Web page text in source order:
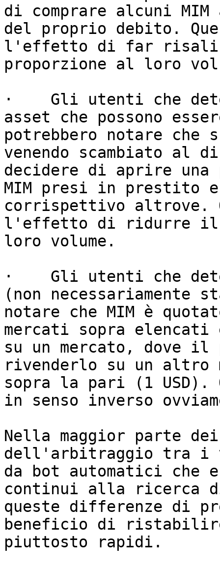
di comprare alcuni
del proprio debito.
l'effetto di far
proporzione al loro
·    Gli utenti che
asset che possono
potrebbero notare che
venendo scambiato al
decidere di aprire una
MIM presi in
corrispettivo altrove.
l'effetto di ridurre il
loro volume.
·    Gli utenti che
(non necessariamente
notare che MIM è
mercati sopra elencati
su un mercato, dove
rivenderlo su un altro
sopra la pari (1 USD).
in senso inverso
Nella maggior parte
dell'arbitraggio tra i
da bot automatici che
continui alla ricerca
queste differenze di
beneficio di
piuttosto rapidi.